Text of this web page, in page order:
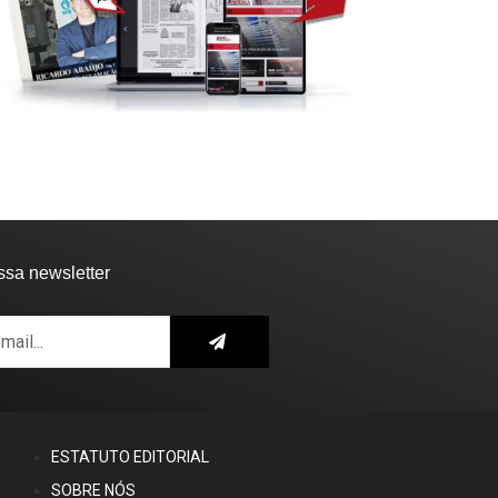
newsletter
ESTATUTO EDITORIAL
SOBRE NÓS